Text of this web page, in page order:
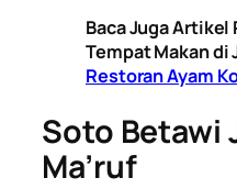
Baca Juga
Tempat Makan di
Restoran Ayam
Soto Betawi
Ma’ruf